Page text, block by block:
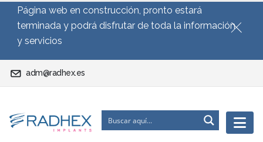
Página web en construcción, pronto estará
terminada y podrá disfrutar de toda la información
y servicios
adm@radhex.es